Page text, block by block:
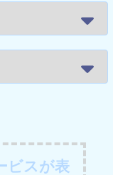
ビスが表